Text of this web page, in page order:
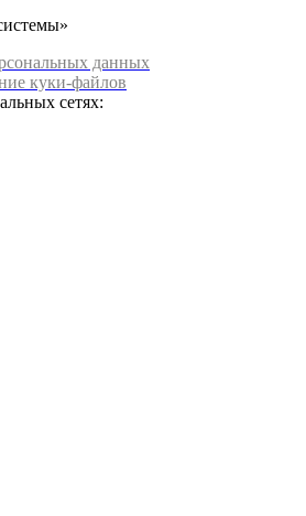
данных
куки-файлов
сетях: